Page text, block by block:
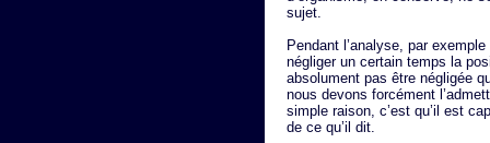
sujet.
Pendant l’analyse, par
négliger un certain temps la
absolument pas être négligée
nous devons forcément
simple raison, c’est qu’il est
de ce qu’il dit.